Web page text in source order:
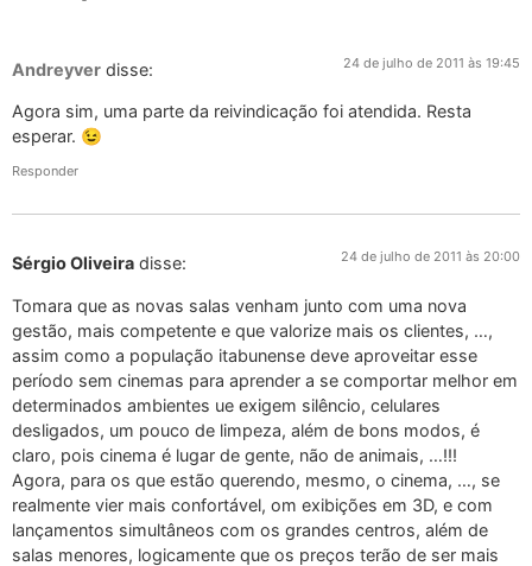
Andreyver disse: 24 de julho de 2011 às 19:45
Agora sim, uma parte da reivindicação foi atendida. Resta
esperar. 😉
Responder
Sérgio Oliveira disse: 24 de julho de 2011 às 20:00
Tomara que as novas salas venham junto com uma nova
gestão, mais competente e que valorize mais os clientes, …,
assim como a população itabunense deve aproveitar esse
período sem cinemas para aprender a se comportar melhor em
determinados ambientes ue exigem silêncio, celulares
desligados, um pouco de limpeza, além de bons modos, é
claro, pois cinema é lugar de gente, não de animais, …!!!
Agora, para os que estão querendo, mesmo, o cinema, …, se
realmente vier mais confortável, om exibições em 3D, e com
lançamentos simultâneos com os grandes centros, além de
salas menores, logicamente que os preços terão de ser mais